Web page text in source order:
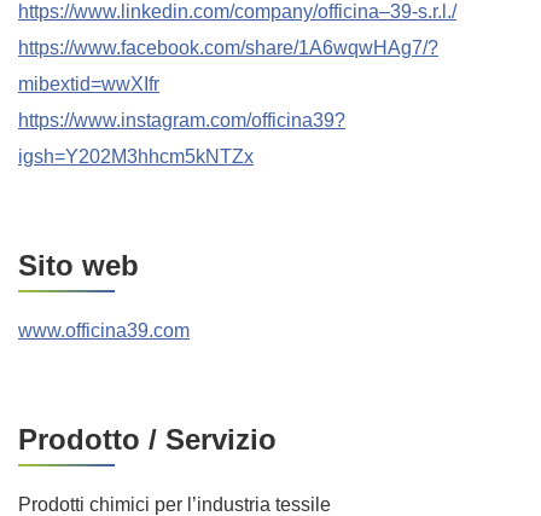
https://www.linkedin.com/company/officina–39-s.r.l./
https://www.facebook.com/share/1A6wqwHAg7/?
mibextid=wwXIfr
https://www.instagram.com/officina39?
igsh=Y202M3hhcm5kNTZx
Sito web
www.officina39.com
Prodotto / Servizio
Prodotti chimici per l’industria tessile